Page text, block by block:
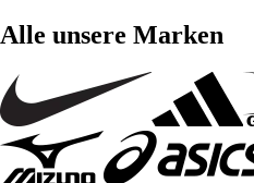
Alle unsere Marken